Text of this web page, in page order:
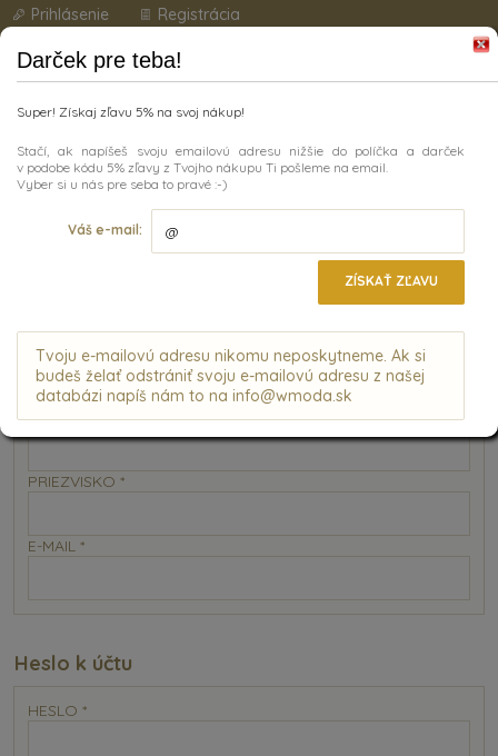
Prihlásenie Registrácia
Kategórie
ÚVODNÁ STRÁNKA | REGISTRÁCIA
Osobné údaje
MENO*
PRIEZVISKO *
E-MAIL *
Heslo k účtu
HESLO *
Darček pre teba!
Super! Získaj zľavu 5% na svoj nákup!
Stačí, ak napíšeš svoju emailovú adresu nižšie do políčka a darček
v podobe kódu 5% zľavy z Tvojho nákupu Ti pošleme na email.
Vyber si u nás pre seba to pravé :-)
Váš e-mail:
ZÍSKAŤ ZĽAVU
Tvoju e-mailovú adresu nikomu neposkytneme. Ak si
budeš želať odstrániť svoju e-mailovú adresu z našej
databázi napíš nám to na info@wmoda.sk